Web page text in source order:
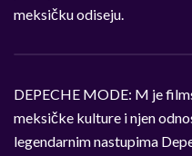
meksičku odiseju.
DEPECHE MODE: M je
meksičke kulture i njen
legendarnim nastupima